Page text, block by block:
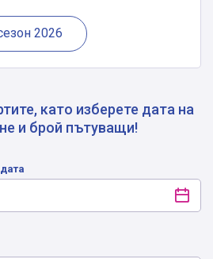
2026
като изберете дата на
и брой пътуващи!